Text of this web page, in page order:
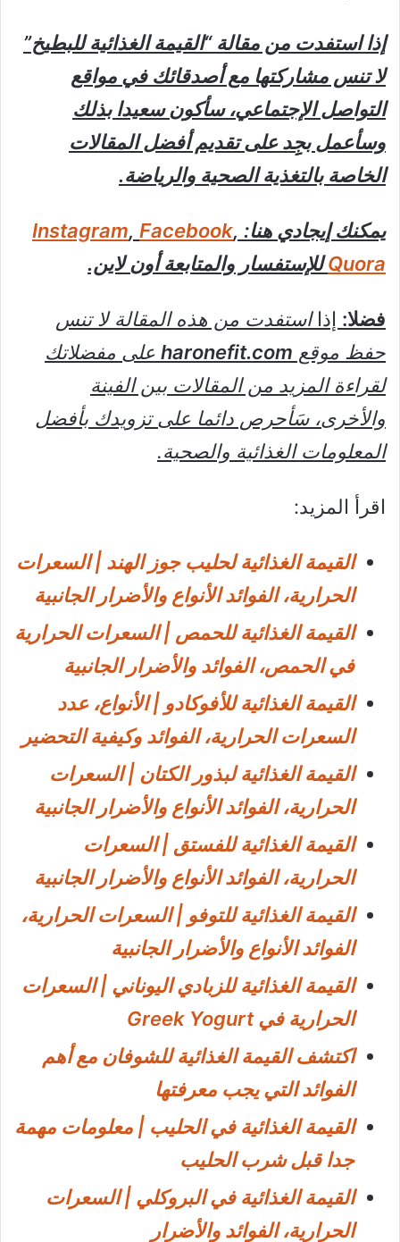
إذا استفدت من مقالة “القيمة الغذائية للبطيخ”
لا تنس مشاركتها مع أصدقائك في مواقع
التواصل الإجتماعي، سأكون سعيدا بذلك
وسأعمل بجِِد على تقديم أفضل المقالات
الخاصة بالتغذية الصحية والرياضة.
يمكنك إيجادي هنا: Instagram, Facebook,
Quoraللإستفسار والمتابعة أون لاين.
فضلا: إذااستفدت من هذه المقالة لا تنس
حفظ موقع haronefit.com على مفضلاتك
لقراءة المزيد من المقالات بين الفينة
والأخرى، سَأحرص دائما على تزويدك بأفضل
المعلومات الغذائية والصحية.
اقرأ المزيد:
القيمة الغذائية لحليب جوز الهند | السعرات
الحرارية، الفوائد الأنواع والأضرار الجانبية
القيمة الغذائية للحمص | السعرات الحرارية
في الحمص، الفوائد والأضرار الجانبية
القيمة الغذائية للأفوكادو | الأنواع، عدد
السعرات الحرارية، الفوائد وكيفية التحضير
القيمة الغذائية لبذور الكتان | السعرات
الحرارية، الفوائد الأنواع والأضرار الجانبية
القيمة الغذائية للفستق | السعرات
الحرارية، الفوائد الأنواع والأضرار الجانبية
القيمة الغذائية للتوفو | السعرات الحرارية،
الفوائد الأنواع والأضرار الجانبية
القيمة الغذائية للزبادي اليوناني | السعرات
الحرارية في Greek Yogurt
اكتشف القيمة الغذائية للشوفان مع أهم
الفوائد التي يجب معرفتها
القيمة الغذائية في الحليب | معلومات مهمة
جدا قبل شرب الحليب
القيمة الغذائية في البروكلي | السعرات
الحرارية، الفوائد والأضرار